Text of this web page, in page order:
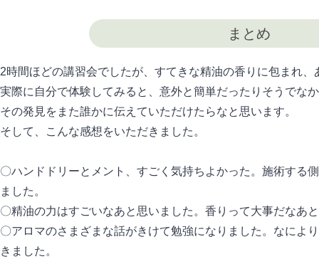
まとめ
2時間ほどの講習会でしたが、すてきな精油の香りに包まれ
実際に自分で体験してみると、意外と簡単だったりそうでな
その発見をまた誰かに伝えていただけたらなと思います。
そして、こんな感想をいただきました。
〇ハンドドリーとメント、すごく気持ちよかった。施術する
ました。
〇精油の力はすごいなあと思いました。香りって大事だなあ
〇アロマのさまざまな話がきけて勉強になりました。なによ
きました。